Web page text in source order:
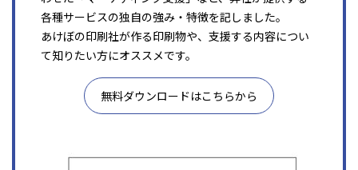
各種サービスの独自の強み・特徴を記しました。
あけぼの印刷社が作る印刷物や、支援する内容につい
て知りたい方にオススメです。
無料ダウンロードはこちらから